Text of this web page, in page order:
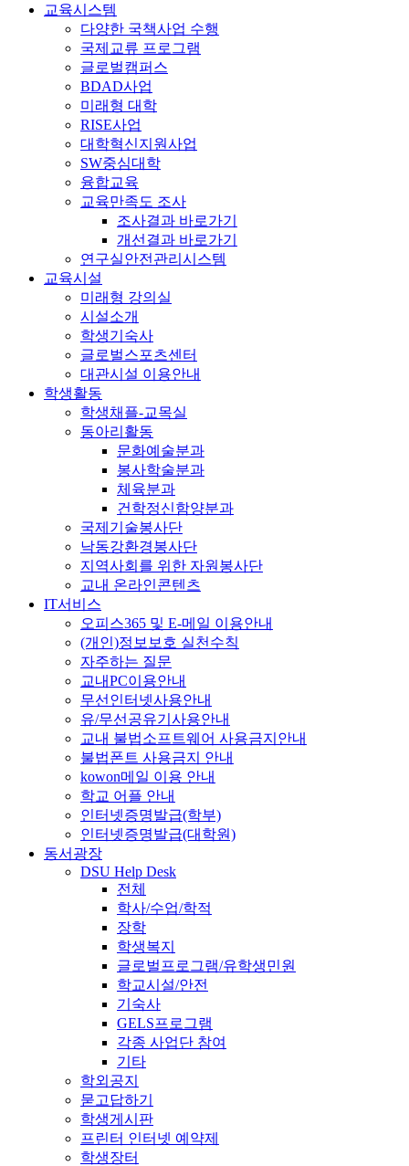
교육시스템
다양한 국책사업 수행
국제교류 프로그램
글로벌캠퍼스
BDAD사업
미래형 대학
RISE사업
대학혁신지원사업
SW중심대학
융합교육
교육만족도 조사
조사결과 바로가기
개선결과 바로가기
연구실안전관리시스템
교육시설
미래형 강의실
시설소개
학생기숙사
글로벌스포츠센터
대관시설 이용안내
학생활동
학생채플-교목실
동아리활동
문화예술분과
봉사학술분과
체육분과
건학정신함양분과
국제기술봉사단
낙동강환경봉사단
지역사회를 위한 자원봉사단
교내 온라인콘텐츠
IT서비스
오피스365 및 E-메일 이용안내
(개인)정보보호 실천수칙
자주하는 질문
교내PC이용안내
무선인터넷사용안내
유/무선공유기사용안내
교내 불법소프트웨어 사용금지안내
불법폰트 사용금지 안내
kowon메일 이용 안내
학교 어플 안내
인터넷증명발급(학부)
인터넷증명발급(대학원)
동서광장
DSU Help Desk
전체
학사/수업/학적
장학
학생복지
글로벌프로그램/유학생민원
학교시설/안전
기숙사
GELS프로그램
각종 사업단 참여
기타
학외공지
묻고답하기
학생게시판
프린터 인터넷 예약제
학생장터